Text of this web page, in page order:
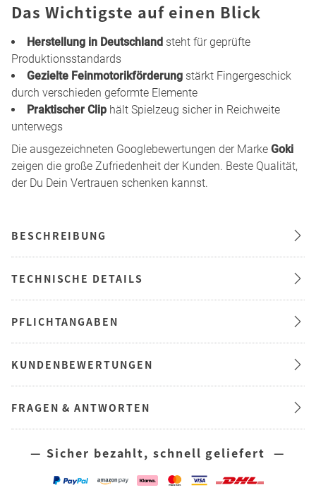
Das Wichtigste auf einen Blick
Herstellung in Deutschland steht für geprüfte
Produktionsstandards
Gezielte Feinmotorikförderung stärkt Fingergeschick
durch verschieden geformte Elemente
Praktischer Clip hält Spielzeug sicher in Reichweite
unterwegs
Die ausgezeichneten Googlebewertungen der Marke Goki
zeigen die große Zufriedenheit der Kunden. Beste Qualität,
der Du Dein Vertrauen schenken kannst.
BESCHREIBUNG
TECHNISCHE DETAILS
PFLICHTANGABEN
KUNDENBEWERTUNGEN
FRAGEN & ANTWORTEN
— Sicher bezahlt, schnell geliefert —